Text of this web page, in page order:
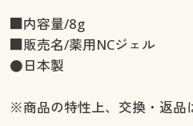
■内容量/8g
■販売名/薬用NCジェル
●日本製
※商品の特性上、交換・返品